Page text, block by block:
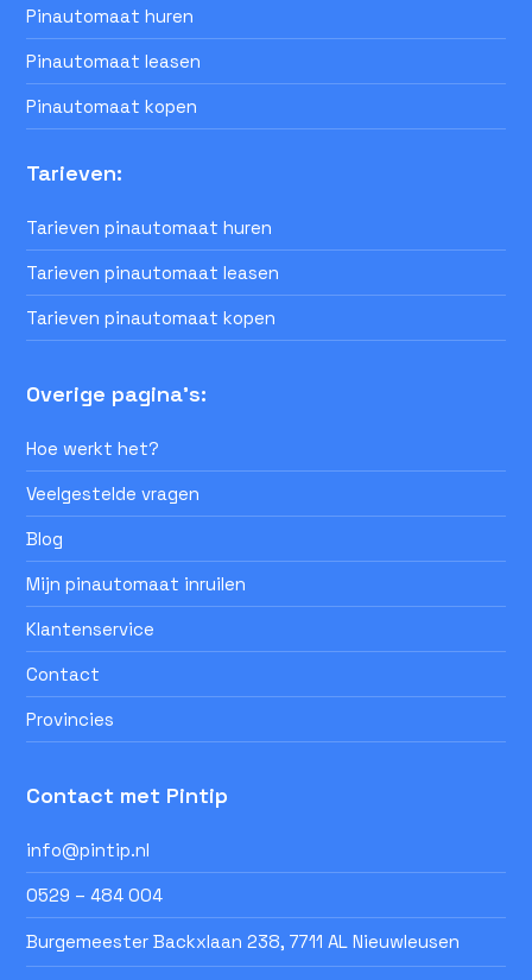
Pinautomaat huren
Pinautomaat leasen
Pinautomaat kopen
Tarieven:
Tarieven pinautomaat huren
Tarieven pinautomaat leasen
Tarieven pinautomaat kopen
Overige pagina's:
Hoe werkt het?
Veelgestelde vragen
Blog
Mijn pinautomaat inruilen
Klantenservice
Contact
Provincies
Contact met Pintip
info@pintip.nl
0529 – 484 004
Burgemeester Backxlaan 238, 7711 AL Nieuwleusen